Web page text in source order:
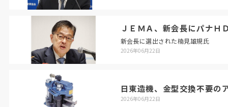
ＪＥＭＡ、新会長にパナＨ
新会長に選出された楠見雄規氏
2026年06月22日
日東造機、金型交換不要の
2026年06月22日